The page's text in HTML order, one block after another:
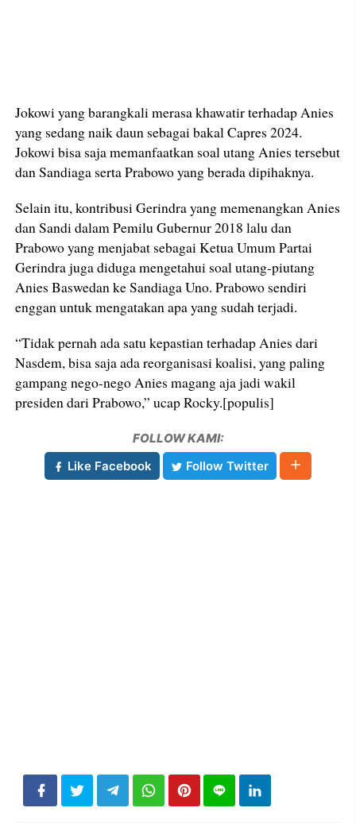
Jokowi yang barangkali merasa khawatir terhadap Anies
yang sedang naik daun sebagai bakal Capres 2024.
Jokowi bisa saja memanfaatkan soal utang Anies tersebut
dan Sandiaga serta Prabowo yang berada dipihaknya.
Selain itu, kontribusi Gerindra yang memenangkan Anies
dan Sandi dalam Pemilu Gubernur 2018 lalu dan
Prabowo yang menjabat sebagai Ketua Umum Partai
Gerindra juga diduga mengetahui soal utang-piutang
Anies Baswedan ke Sandiaga Uno. Prabowo sendiri
enggan untuk mengatakan apa yang sudah terjadi.
“Tidak pernah ada satu kepastian terhadap Anies dari
Nasdem, bisa saja ada reorganisasi koalisi, yang paling
gampang nego-nego Anies magang aja jadi wakil
presiden dari Prabowo,” ucap Rocky.[populis]
FOLLOW KAMI:
Like Facebook
Follow Twitter